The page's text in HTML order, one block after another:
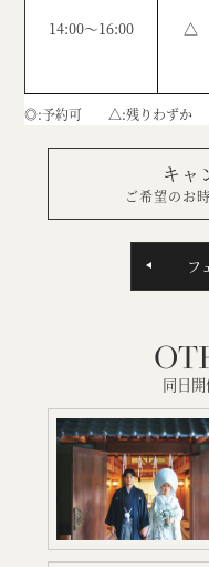
14:00～16:00 △
◎ 予約可 △ 残りわずか
キャ
ご希望のお
フ
同日